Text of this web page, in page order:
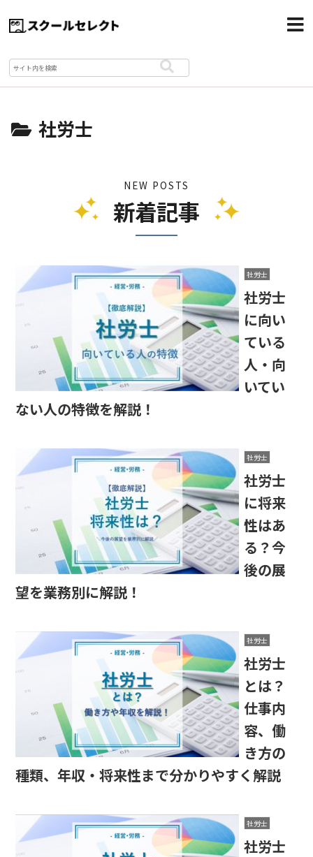
社労士
NEW POSTS
新着記事
社労士
社労士
に向い
ている
人・向
いてい
ない人の特徴を解説！
社労士
社労士
に将来
性はあ
る？今
後の展
望を業務別に解説！
社労士
社労士
とは？
仕事内
容、働
き方の
種類、年収・将来性まで分かりやすく解説
社労士
社労士